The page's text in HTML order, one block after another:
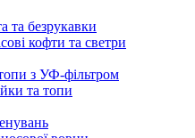
та безрукавки
кофти та светри
з УФ-фільтром
та топи